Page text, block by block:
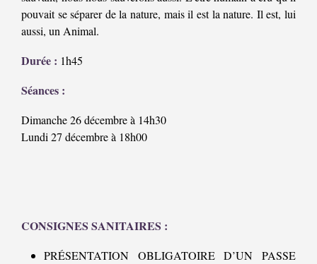
pouvait se séparer de la nature, mais il est la nature. Il est, lui
aussi, un Animal.
Durée : 1h45
Séances :
Dimanche 26 décembre à 14h30
Lundi 27 décembre à 18h00
CONSIGNES SANITAIRES :
PRÉSENTATION OBLIGATOIRE D’UN PASSE